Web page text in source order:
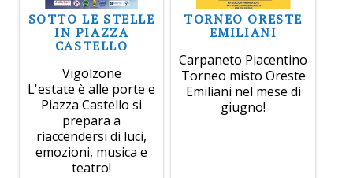
SOTTO LE STELLE
IN PIAZZA
CASTELLO
Vigolzone
L'estate è alle porte e
Piazza Castello si
prepara a
riaccendersi di luci,
emozioni, musica e
teatro!
TORNEO ORESTE
EMILIANI
Carpaneto Piacentino
Torneo misto Oreste
Emiliani nel mese di
giugno!